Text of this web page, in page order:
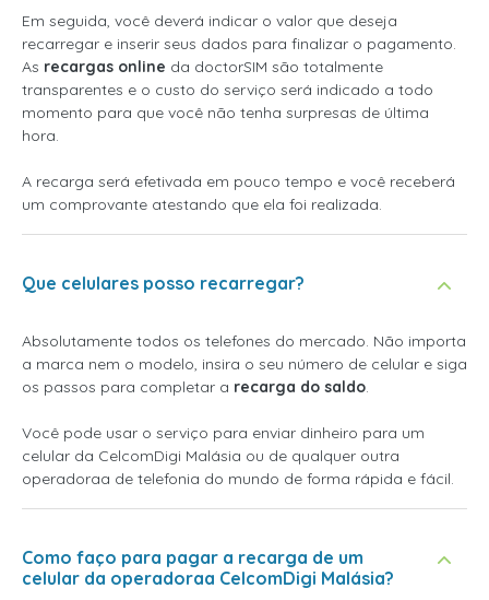
Em seguida, você deverá indicar o valor que deseja
recarregar e inserir seus dados para finalizar o pagamento.
As recargas online da doctorSIM são totalmente
transparentes e o custo do serviço será indicado a todo
momento para que você não tenha surpresas de última
hora.
A recarga será efetivada em pouco tempo e você receberá
um comprovante atestando que ela foi realizada.
Que celulares posso recarregar?
Absolutamente todos os telefones do mercado. Não importa
a marca nem o modelo, insira o seu número de celular e siga
os passos para completar a recarga do saldo.
Você pode usar o serviço para enviar dinheiro para um
celular da CelcomDigi Malásia ou de qualquer outra
operadoraa de telefonia do mundo de forma rápida e fácil.
Como faço para pagar a recarga de um
celular da operadoraa CelcomDigi Malásia?